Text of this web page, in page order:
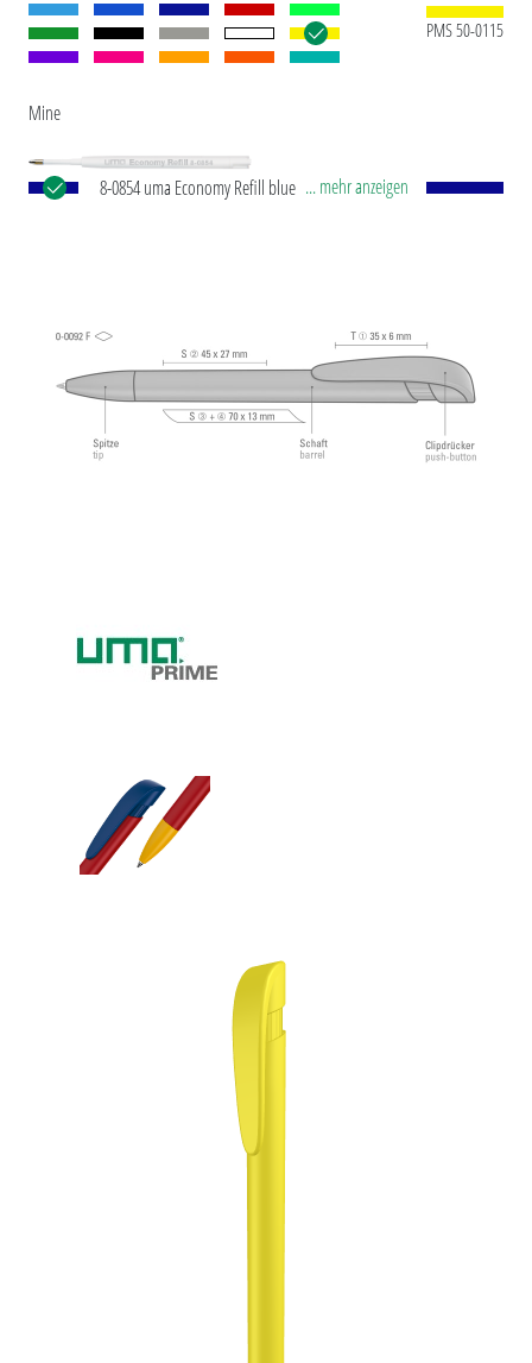
PMS 50-0115
Mine
8-0854 uma Economy Refill blue Kunststoff-
... mehr anzeigen